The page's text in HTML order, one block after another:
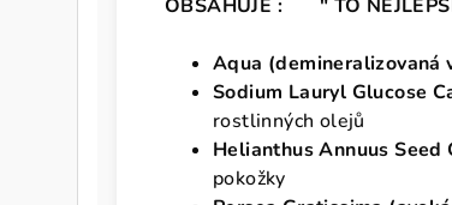
OBSAHUJE : " TO
Aqua (demineralizovaná
Sodium Lauryl Glucose
rostlinných olejů
Helianthus Annuus Seed
pokožky